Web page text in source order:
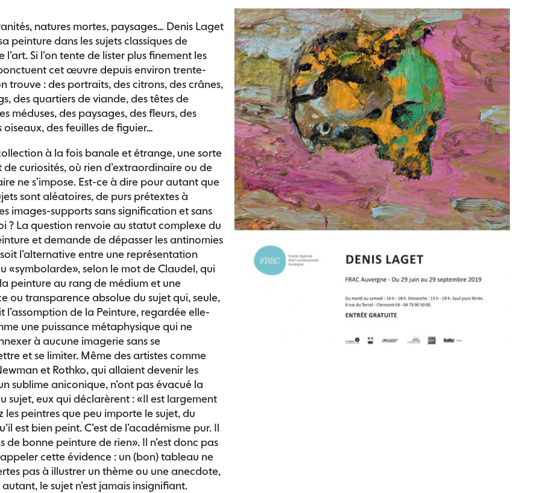
natures mortes, paysages… Denis Laget
peinture dans les sujets classiques de
l’art. Si l’on tente de lister plus finement les
cet œuvre depuis environ trente-
trouve : des portraits, des citrons, des crânes,
des quartiers de viande, des têtes de
méduses, des paysages, des fleurs, des
oiseaux, des feuilles de figuier…
à la fois banale et étrange, une sorte
curiosités, où rien d’extraordinaire ou de
ne s’impose. Est-ce à dire pour autant que
sont aléatoires, de purs prétextes à
images-supports sans signification et sans
? La question renvoie au statut complexe du
et demande de dépasser les antinomies
l’alternative entre une représentation
«symbolarde», selon le mot de Claudel, qui
peinture au rang de médium et une
ou transparence absolue du sujet qui, seule,
l’assomption de la Peinture, regardée elle-
une puissance métaphysique qui ne
à aucune imagerie sans se
et se limiter. Même des artistes comme
et Rothko, qui allaient devenir les
sublime aniconique, n’ont pas évacué la
sujet, eux qui déclarèrent : «Il est largement
les peintres que peu importe le sujet, du
est bien peint. C’est de l’académisme pur. Il
de bonne peinture de rien». Il n’est donc pas
cette évidence : un (bon) tableau ne
pas à illustrer un thème ou une anecdote,
le sujet n’est jamais insignifiant.